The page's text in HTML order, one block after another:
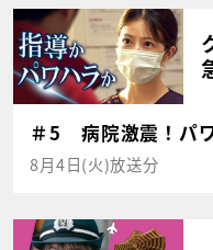
＃5 病院激震！パ
8月4日(火)放送分